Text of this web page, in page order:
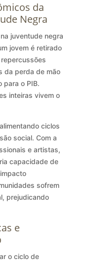
da
Negra
juventude negra
jovem é retirado
da perda de mão
para o PIB.
inteiras vivem o
ciclos
social. Com a
e artistas,
capacidade de
sofrem
prejudicando
e
o ciclo de